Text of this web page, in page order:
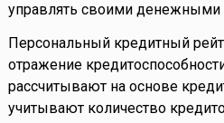
управлять своими денежными
Персональный кредитный
отражение
рассчитывают на основе
учитывают количество